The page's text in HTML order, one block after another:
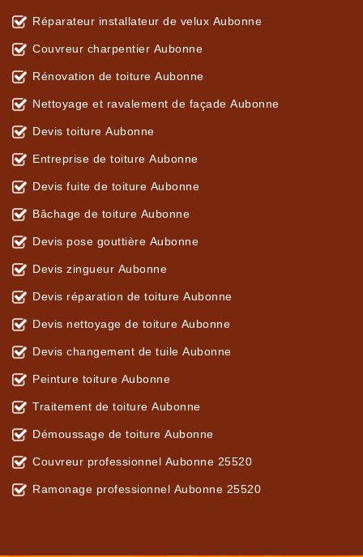
Réparateur installateur de velux Aubonne
Couvreur charpentier Aubonne
Rénovation de toiture Aubonne
Nettoyage et ravalement de façade Aubonne
Devis toiture Aubonne
Entreprise de toiture Aubonne
Devis fuite de toiture Aubonne
Bâchage de toiture Aubonne
Devis pose gouttière Aubonne
Devis zingueur Aubonne
Devis réparation de toiture Aubonne
Devis nettoyage de toiture Aubonne
Devis changement de tuile Aubonne
Peinture toiture Aubonne
Traitement de toiture Aubonne
Démoussage de toiture Aubonne
Couvreur professionnel Aubonne 25520
Ramonage professionnel Aubonne 25520